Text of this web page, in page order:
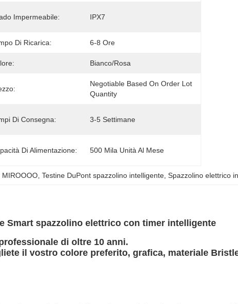
Impermeabile: IPX7
Di Ricarica: 6-8 Ore
Bianco/rosa
Negotiable Based On Order Lot
Quantity
Di Consegna: 3-5 Settimane
Di Alimentazione: 500 Mila Unità Al Mese
, Testine DuPont spazzolino intelligente, Spazzolino elettrico
Smart spazzolino elettrico con timer intelligente
di oltre 10 anni.
il vostro colore preferito, grafica, materiale